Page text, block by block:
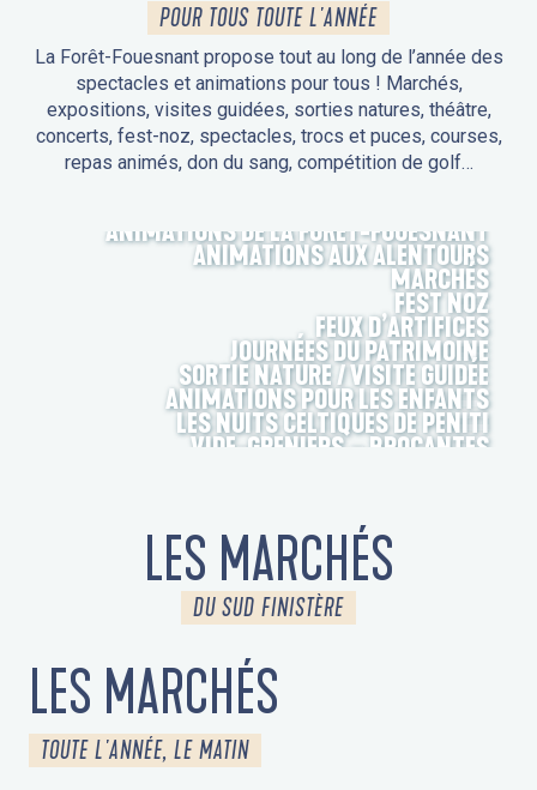
POUR TOUS TOUTE L'ANNÉE
La Forêt-Fouesnant propose tout au long de l’année des
spectacles et animations pour tous ! Marchés,
expositions, visites guidées, sorties natures, théâtre,
concerts, fest-noz, spectacles, trocs et puces, courses,
repas animés, don du sang, compétition de golf…
ANIMATIONS DE LA FORÊT-FOUESNANT
ANIMATIONS AUX ALENTOURS
MARCHÉS
FEST NOZ
FEUX D’ARTIFICES
JOURNÉES DU PATRIMOINE
SORTIE NATURE / VISITE GUIDÉE
ANIMATIONS POUR LES ENFANTS
LES NUITS CELTIQUES DE PENITI
VIDE-GRENIERS – BROCANTES
LES MARCHÉS
DU SUD FINISTÈRE
LES MARCHÉS
TOUTE L'ANNÉE, LE MATIN